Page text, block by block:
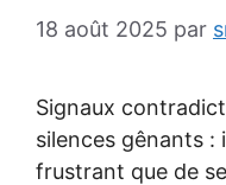
18 août 2025 par
Signaux
silences gênants :
frustrant que de